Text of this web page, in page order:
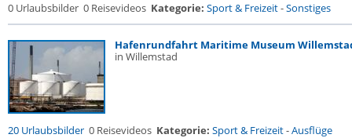
0 Urlaubsbilder 0 Reisevideos Kategorie: Sport & Freizeit-Sonstiges
Hafenrundfahrt Maritime Museum
in Willemstad
20 Urlaubsbilder 0 Reisevideos Kategorie: Sport & Freizeit-Ausflüge